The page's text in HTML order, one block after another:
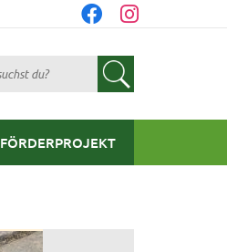
Suchen
FÖRDERPROJEKT